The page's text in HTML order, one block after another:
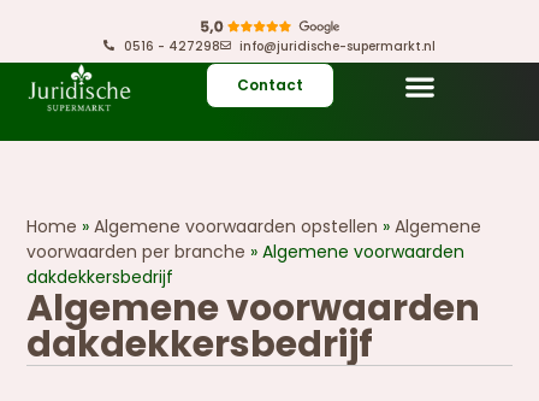
0516 - 427298 info@juridische-supermarkt.nl
Contact
Algemene voorwaarden
dakdekkersbedrijf
Home »Algemene voorwaarden opstellen »Algemene
voorwaarden per branche »Algemene voorwaarden
dakdekkersbedrijf